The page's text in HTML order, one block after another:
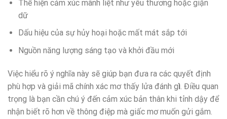
Thể hiện cảm xúc mãnh liệt như yêu thương hoặc giận
dữ
Dấu hiệu của sự hủy hoại hoặc mất mát sắp tới
Nguồn năng lượng sáng tạo và khởi đầu mới
Việc hiểu rõ ý nghĩa này sẽ giúp bạn đưa ra các quyết định
phù hợp và giải mã chính xác mơ thấy lửa đánh gì . Điều quan
trọng là bạn cần chú ý đến cảm xúc bản thân khi tỉnh dậy để
nhận biết rõ hơn về thông điệp mà giấc mơ muốn gửi gắm.